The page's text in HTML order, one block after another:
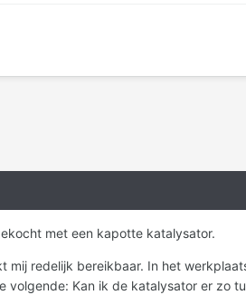
met een kapotte katalysator.
mij redelijk bereikbaar. In het
volgende: Kan ik de katalysator er zo